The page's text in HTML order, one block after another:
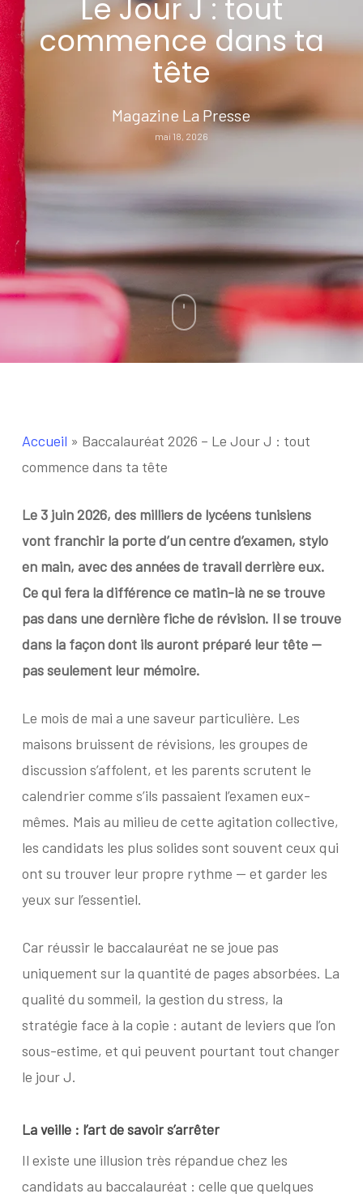
Le Jour J : tout
commence dans ta
tête
Magazine La Presse
mai 18, 2026
Accueil » Baccalauréat 2026 – Le Jour J : tout
commence dans ta tête
Le 3 juin 2026, des milliers de lycéens tunisiens
vont franchir la porte d’un centre d’examen, stylo
en main, avec des années de travail derrière eux.
Ce qui fera la différence ce matin-là ne se trouve
pas dans une dernière fiche de révision. Il se trouve
dans la façon dont ils auront préparé leur tête —
pas seulement leur mémoire.
Le mois de mai a une saveur particulière. Les
maisons bruissent de révisions, les groupes de
discussion s’affolent, et les parents scrutent le
calendrier comme s’ils passaient l’examen eux-
mêmes. Mais au milieu de cette agitation collective,
les candidats les plus solides sont souvent ceux qui
ont su trouver leur propre rythme — et garder les
yeux sur l’essentiel.
Car réussir le baccalauréat ne se joue pas
uniquement sur la quantité de pages absorbées. La
qualité du sommeil, la gestion du stress, la
stratégie face à la copie : autant de leviers que l’on
sous-estime, et qui peuvent pourtant tout changer
le jour J.
La veille : l’art de savoir s’arrêter
Il existe une illusion très répandue chez les
candidats au baccalauréat : celle que quelques